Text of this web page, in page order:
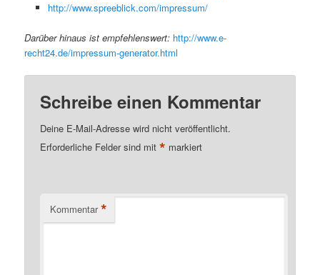
http://www.spreeblick.com/impressum/
Darüber hinaus ist empfehlenswert: http://www.e-
recht24.de/impressum-generator.html
Schreibe einen Kommentar
Deine E-Mail-Adresse wird nicht veröffentlicht.
Erforderliche Felder sind mit* markiert
Kommentar *